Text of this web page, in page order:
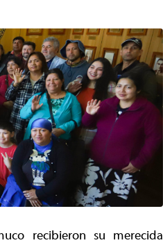
recibieron su merecida